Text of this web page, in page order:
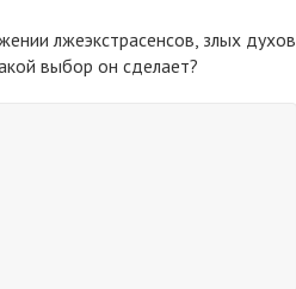
лжеэкстрасенсов, злых духов
выбор он сделает?